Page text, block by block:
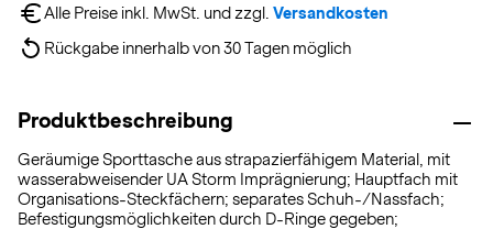
Alle Preise inkl. MwSt. und zzgl. Versandkosten
Rückgabe innerhalb von 30 Tagen möglich
Produktbeschreibung
Geräumige Sporttasche aus strapazierfähigem Material, mit
wasserabweisender UA Storm Imprägnierung; Hauptfach mit
Organisations-Steckfächern; separates Schuh-/Nassfach;
Befestigungsmöglichkeiten durch D-Ringe gegeben;